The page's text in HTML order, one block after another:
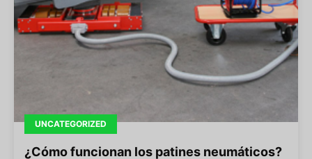
UNCATEGORIZED
¿Cómo funcionan los patines neumáticos?